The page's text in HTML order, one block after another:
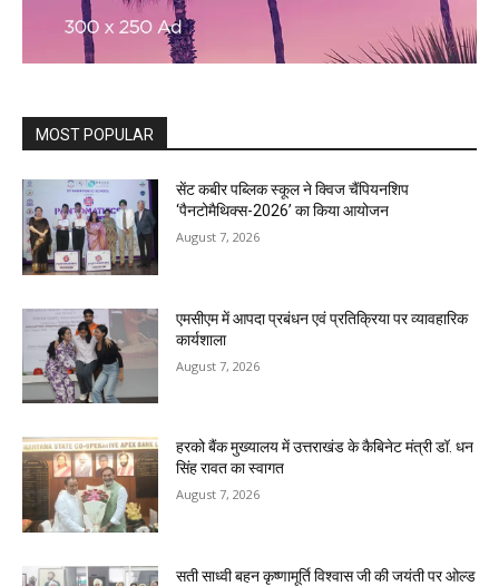
MOST POPULAR
सेंट कबीर पब्लिक स्कूल ने क्विज चैंपियनशिप
‘पैनटोमैथिक्स-2026’ का किया आयोजन
August 7, 2026
एमसीएम में आपदा प्रबंधन एवं प्रतिक्रिया पर व्यावहारिक
कार्यशाला
August 7, 2026
हरको बैंक मुख्यालय में उत्तराखंड के कैबिनेट मंत्री डॉ. धन
सिंह रावत का स्वागत
August 7, 2026
सती साध्वी बहन कृष्णामूर्ति विश्वास जी की जयंती पर ओल्ड